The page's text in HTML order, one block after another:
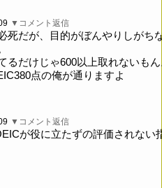
▼コメント返信
死だが、目的がぼんやりしがち
るだけじゃ600以上取れないも
点の俺が通りますよ
▼コメント返信
が役に立たずの評価されない